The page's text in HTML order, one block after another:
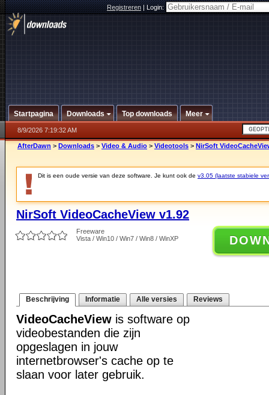
Registreren|Login:
Startpagina Downloads Top downloads Meer
8/9/2026 7:19:32 AM
AfterDawn > Downloads > Video & Audio > Videotools > NirSoft
Dit is een oude versie van deze software. Je kunt ook de v3.05 (laatste stabiele
NirSoft VideoCacheView v1.92
Freeware
Vista / Win10 / Win7 / Win8 / WinXP
Beschrijving Informatie Alle versies Reviews
VideoCacheView is software op
videobestanden die zijn
opgeslagen in jouw
internetbrowser's cache op te
slaan voor later gebruik.